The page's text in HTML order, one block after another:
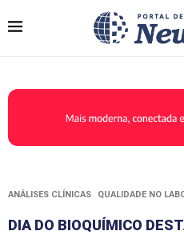
ANÁLISES CLÍNICAS QUALIDADE NO
DIA DO BIOQUÍMICO